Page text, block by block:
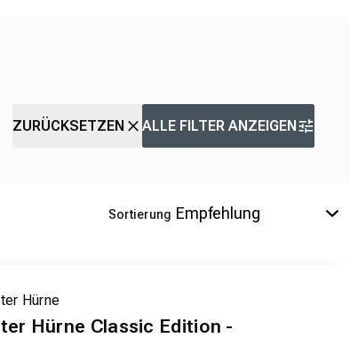
ZURÜCKSETZEN ALLE FILTER ANZEIGEN
Sortierung
ter Hürne
ter Hürne Classic Edition -